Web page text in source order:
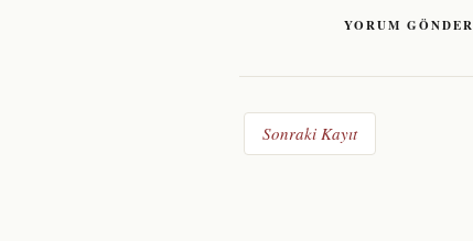
YORUM GÖNDER
Sonraki Kayıt